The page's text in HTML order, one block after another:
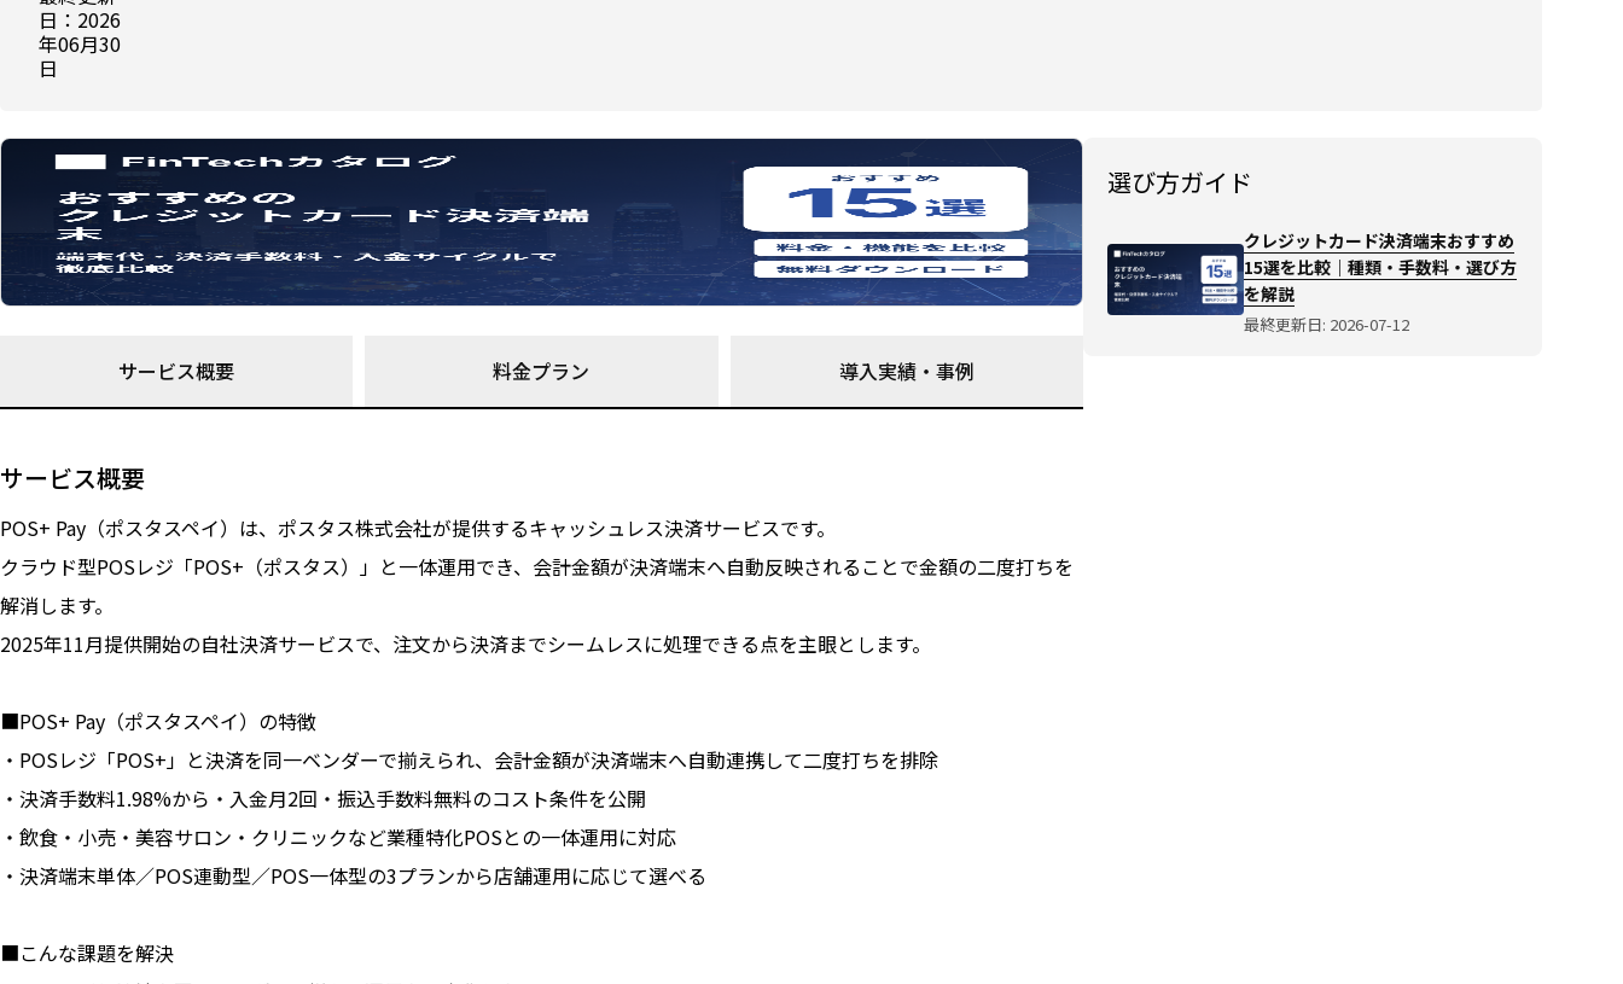
日：2026
年06月30
日
おす
すめ
選を
比較
｜種
サービス概要 料金プラン 導入実績・事例
サービス概要
POS+ Pay（ポスタスペイ）は、ポスタス株式会社が提供するキャッシュレス決済サービスです。
クラウド型POSレジ「POS+（ポスタス）」と一体運用でき、会計金額が決済端末へ自動反映されることで金額の二度打ちを
解消します。
2025年11月提供開始の自社決済サービスで、注文から決済までシームレスに処理できる点を主眼とします。
■POS+ Pay（ポスタスペイ）の特徴
・POSレジ「POS+」と決済を同一ベンダーで揃えられ、会計金額が決済端末へ自動連携して二度打ちを排除
・決済手数料1.98%から・入金月2回・振込手数料無料のコスト条件を公開
・飲食・小売・美容サロン・クリニックなど業種特化POSとの一体運用に対応
・決済端末単体／POS連動型／POS一体型の3プランから店舗運用に応じて選べる
■こんな課題を解決
選び方ガイド
クレジットカード決済端末おすすめ
15選を比較｜種類・手数料・選び方
を解説
最終更新日: 2026-07-12